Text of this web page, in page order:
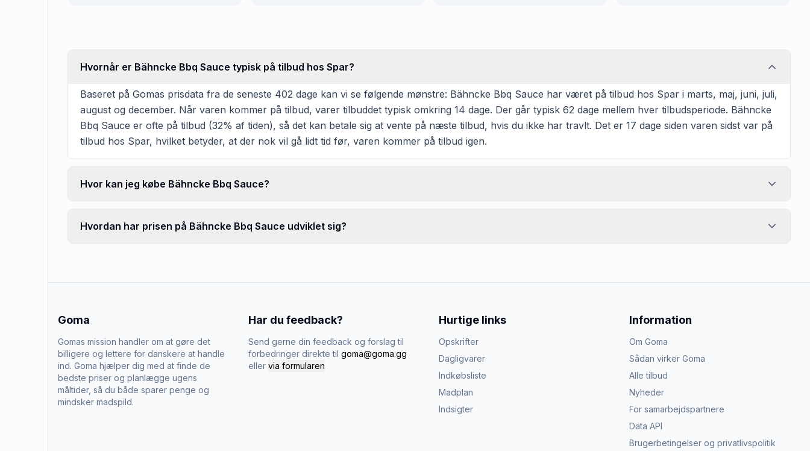
Hvornår er Bähncke Bbq Sauce typisk på tilbud hos Spar?
Baseret på Gomas prisdata fra de seneste 402 dage kan vi se følgende mønstre: Bähncke Bbq Sauce har været på tilbud hos Spar i marts, maj, juni, juli,
august og december. Når varen kommer på tilbud, varer tilbuddet typisk omkring 14 dage. Der går typisk 62 dage mellem hver tilbudsperiode. Bähncke
Bbq Sauce er ofte på tilbud (32% af tiden), så det kan betale sig at vente på næste tilbud, hvis du ikke har travlt. Det er 17 dage siden varen sidst var på
tilbud hos Spar, hvilket betyder, at der nok vil gå lidt tid før, varen kommer på tilbud igen.
Hvor kan jeg købe Bähncke Bbq Sauce?
Hvordan har prisen på Bähncke Bbq Sauce udviklet sig?
Goma
Gomas mission handler om at gøre det
billigere og lettere for danskere at handle
ind. Goma hjælper dig med at finde de
bedste priser og planlægge ugens
måltider, så du både sparer penge og
mindsker madspild.
Har du feedback?
Send gerne din feedback og forslag til
forbedringer direkte til goma@goma.gg
eller via formularen
Hurtige links
Opskrifter
Dagligvarer
Indkøbsliste
Madplan
Indsigter
Information
Om Goma
Sådan virker Goma
Alle tilbud
Nyheder
For samarbejdspartnere
Data API
Brugerbetingelser og privatlivspolitik